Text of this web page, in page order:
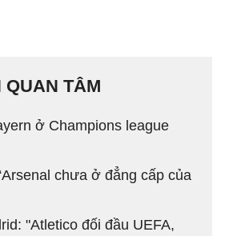
QUAN TÂM
ở Champions league
chưa ở đẳng cấp của
"Atletico đối đầu UEFA,